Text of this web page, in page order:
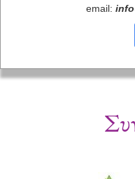
email: info